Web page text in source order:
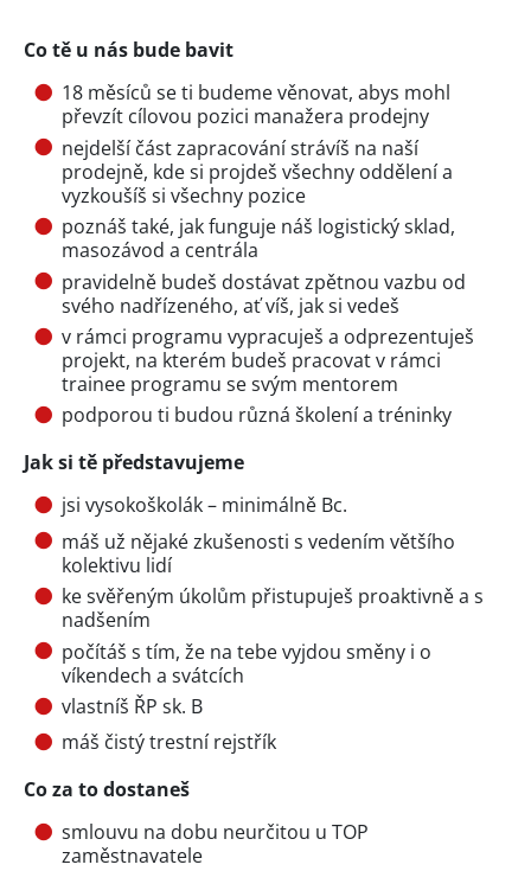
Co tě u nás bude bavit
18 měsíců se ti budeme věnovat, abys mohl
převzít cílovou pozici manažera prodejny
nejdelší část zapracování strávíš na naší
prodejně, kde si projdeš všechny oddělení a
vyzkoušíš si všechny pozice
poznáš také, jak funguje náš logistický sklad,
masozávod a centrála
pravidelně budeš dostávat zpětnou vazbu od
svého nadřízeného, ať víš, jak si vedeš
v rámci programu vypracuješ a odprezentuješ
projekt, na kterém budeš pracovat v rámci
trainee programu se svým mentorem
podporou ti budou různá školení a tréninky
Jak si tě představujeme
jsi vysokoškolák – minimálně Bc.
máš už nějaké zkušenosti s vedením většího
kolektivu lidí
ke svěřeným úkolům přistupuješ proaktivně a s
nadšením
počítáš s tím, že na tebe vyjdou směny i o
víkendech a svátcích
vlastníš ŘP sk. B
máš čistý trestní rejstřík
Co za to dostaneš
smlouvu na dobu neurčitou u TOP
zaměstnavatele